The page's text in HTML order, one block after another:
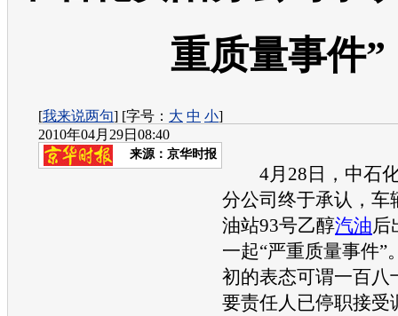
重质量事件”
[我来说两句] [字号： 大 中 小]
2010年04月29日08:40
来源： 京华时报
4月28日，中石化
分公司终于承认，车
油站93号乙醇汽油后
一起“严重质量事件”
初的表态可谓一百八
要责任人已停职接受